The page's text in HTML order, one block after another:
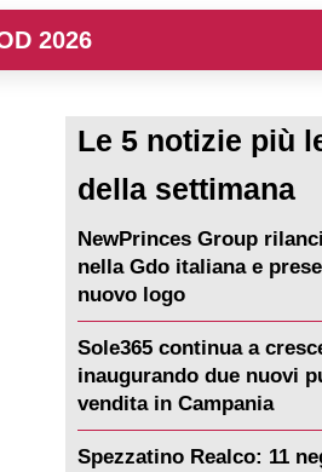
2026
Le 5 notizie più
della settimana
NewPrinces Group
nella Gdo italiana e
nuovo logo
Sole365 continua a
inaugurando due nuovi
vendita in Campania
Spezzatino Realco: 11